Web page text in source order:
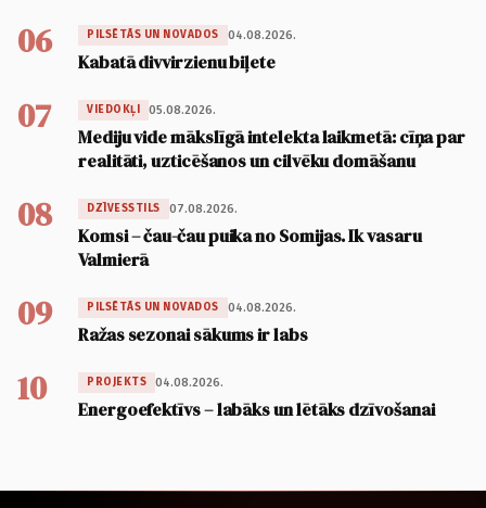
06 PILSĒTĀS UN NOVADOS 04.08.2026.
Kabatā divvirzienu biļete
07 VIEDOKĻI 05.08.2026.
Mediju vide mākslīgā intelekta laikmetā: cīņa par
realitāti, uzticēšanos un cilvēku domāšanu
08 DZĪVESSTILS 07.08.2026.
Komsi – čau-čau puika no Somijas. Ik vasaru
Valmierā
09 PILSĒTĀS UN NOVADOS 04.08.2026.
Ražas sezonai sākums ir labs
10 PROJEKTS 04.08.2026.
Energoefektīvs – labāks un lētāks dzīvošanai